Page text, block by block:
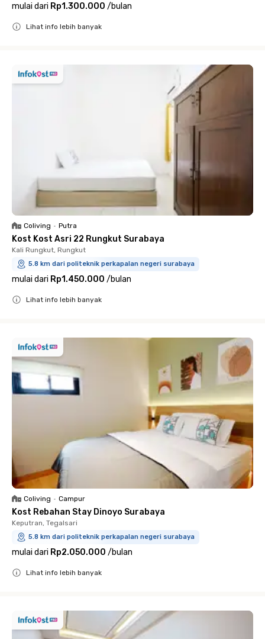
mulai dari Rp1.300.000 /bulan
Lihat info lebih banyak
Coliving • Putra
Kost Kost Asri 22 Rungkut Surabaya
Kali Rungkut, Rungkut
5.8 km dari politeknik perkapalan negeri surabaya
mulai dari Rp1.450.000 /bulan
Lihat info lebih banyak
Coliving • Campur
Kost Rebahan Stay Dinoyo Surabaya
Keputran, Tegalsari
5.8 km dari politeknik perkapalan negeri surabaya
mulai dari Rp2.050.000 /bulan
Lihat info lebih banyak